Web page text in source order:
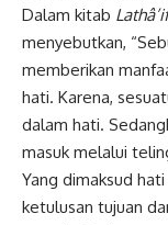
Dalam kitab
menyebutkan,
memberikan
hati. Karena,
dalam hati.
masuk melalui
Yang dimaksud
ketulusan tujuan